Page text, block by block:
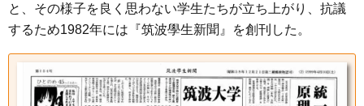
と、その様子を良く思わない学生たちが立ち上がり、抗議
するため1982年には『筑波學生新聞』を創刊した。